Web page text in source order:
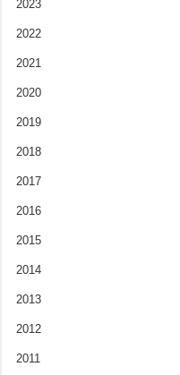
2023
2022
2021
2020
2019
2018
2017
2016
2015
2014
2013
2012
2011